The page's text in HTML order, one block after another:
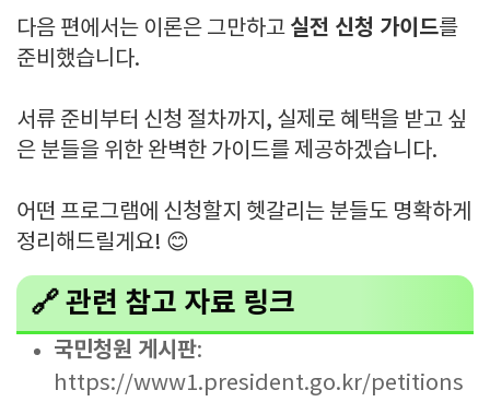
다음 편에서는 이론은 그만하고 실전 신청 가이드를
준비했습니다.
서류 준비부터 신청 절차까지, 실제로 혜택을 받고 싶
은 분들을 위한 완벽한 가이드를 제공하겠습니다.
어떤 프로그램에 신청할지 헷갈리는 분들도 명확하게
정리해드릴게요! 😊
🔗 관련 참고 자료 링크
국민청원 게시판:
https://www1.president.go.kr/petitions